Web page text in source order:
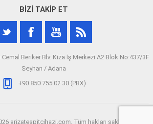
BIZI TAKIP ET
Cemal Beriker Blv. Kiza İş Merkezi A2 Blok No:437/3F
Seyhan / Adana
+90 850 755 02 30 (PBX)
arizatespitcihazi.com. Tüm hakları saklıdır.